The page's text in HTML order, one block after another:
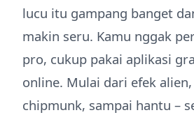
lucu itu gampang banget
makin seru. Kamu nggak
pro, cukup pakai aplikasi
online. Mulai dari efek
chipmunk, sampai hantu –